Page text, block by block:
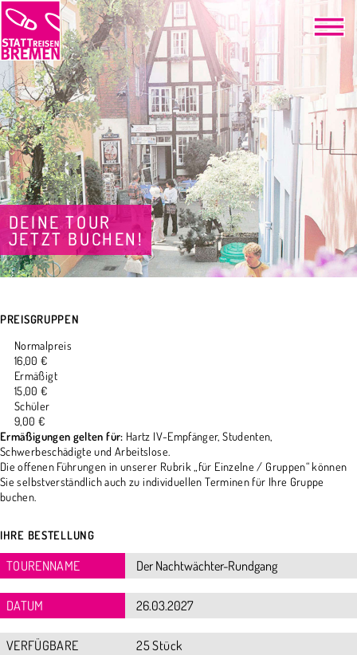
DEINE TOUR
JETZT BUCHEN!
PREISGRUPPEN
Normalpreis
16,00 €
Ermäßigt
15,00 €
Schüler
9,00 €
Ermäßigungen gelten für: Hartz IV-Empfänger, Studenten,
Schwerbeschädigte und Arbeitslose.
Die offenen Führungen in unserer Rubrik „für Einzelne / Gruppen“ können
Sie selbstverständlich auch zu individuellen Terminen für Ihre Gruppe
buchen.
IHRE BESTELLUNG
TOURENNAME
DATUM
VERFÜGBARE
25 Stück